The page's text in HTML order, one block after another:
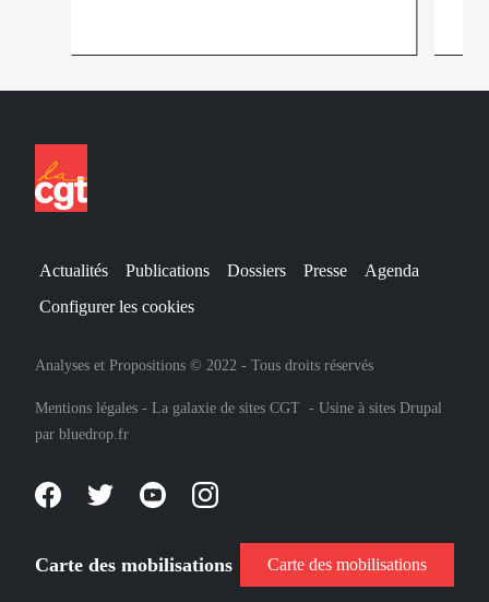
Actualités Publications Dossiers Presse
Agenda
Configurer les cookies
Analyses et Propositions © 2022 - Tous droits réservés
Mentions légales - La galaxie de sites CGT - Usine à sites Drupal
par bluedrop.fr
Carte des mobilisations Carte des mobilisations